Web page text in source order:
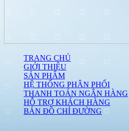
TRANG CHỦ
GIỚI THIỆU
SẢN PHẨM
HỆ THỐNG PHÂN PHỐI
THANH TOÁN NGÂN HÀNG
HỖ TRỢ KHÁCH HÀNG
BẢN ĐỒ CHỈ ĐƯỜNG